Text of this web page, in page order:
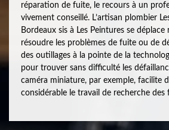
réparation de fuite, le recours à un
vivement conseillé. L’artisan plombier
Bordeaux sis à Les Peintures se
résoudre les problèmes de fuite ou de
des outillages à la pointe de la
pour trouver sans difficulté les
caméra miniature, par exemple, facilite
considérable le travail de recherche des